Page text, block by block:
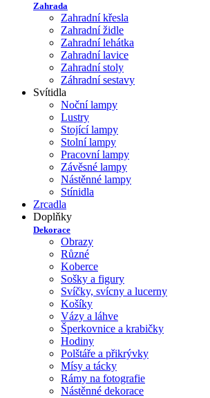
Zahrada
Zahradní křesla
Zahradní židle
Zahradní lehátka
Zahradní lavice
Zahradní stoly
Záhradní sestavy
Svítidla
Noční lampy
Lustry
Stojící lampy
Stolní lampy
Pracovní lampy
Závěsné lampy
Nástěnné lampy
Stínidla
Zrcadla
Doplňky
Dekorace
Obrazy
Různé
Koberce
Sošky a figury
Svíčky, svícny a lucerny
Košíky
Vázy a láhve
Šperkovnice a krabičky
Hodiny
Polštáře a přikrývky
Mísy a tácky
Rámy na fotografie
Nástěnné dekorace